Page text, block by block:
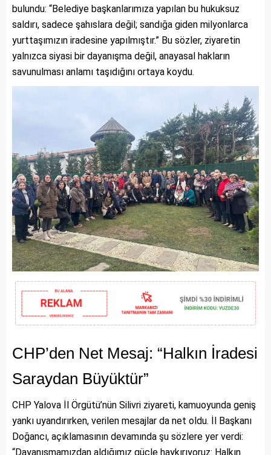
bulundu: “Belediye başkanlarımıza yapılan bu hukuksuz
saldırı, sadece şahıslara değil; sandığa giden milyonlarca
yurttaşımızın iradesine yapılmıştır.” Bu sözler, ziyaretin
yalnızca siyasi bir dayanışma değil, anayasal hakların
savunulması anlamı taşıdığını ortaya koydu.
CHP’den Net Mesaj: “Halkın İradesi
Saraydan Büyüktür”
CHP Yalova İl Örgütü’nün Silivri ziyareti, kamuoyunda geniş
yankı uyandırırken, verilen mesajlar da net oldu. İl Başkanı
Doğancı, açıklamasının devamında şu sözlere yer verdi:
“Dayanışmamızdan aldığımız güçle haykırıyoruz: Halkın